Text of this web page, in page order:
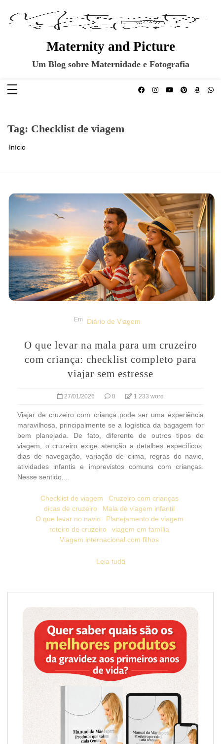
conteúdo
Maternity and Picture
Um Blog sobre Maternidade e Fotografia
Tag: Checklist de viagem
Início
Em Diário de Viagem
O que levar na mala para um cruzeiro
com criança: checklist completo para
viajar sem estresse
27/01/2026 0 1.233 word
Viajar de cruzeiro com criança pode ser uma experiência
maravilhosa, principalmente se a logística da bagagem for
bem planejada. De fato, diferente de outros tipos de
viagem, o cruzeiro exige atenção a detalhes específicos:
dias de navegação, variação de clima, regras do navio,
atividades infantis e imprevistos comuns com crianças.
Nesse sentido,...
Checklist de viagem
Cruzeiro com crianças
dicas de cruzeiro
Mala de viagem infantil
O que levar no navio
Planejamento de viagem
roteiro de cruzeiro
viagem em família
Viagem internacional com filhos
Leia tudo